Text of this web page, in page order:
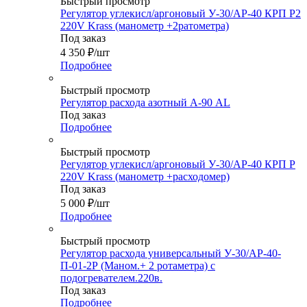
Регулятор углекисл/аргоновый У-30/АР-40 КРП Р2
220V Krass (манометр +2ратометра)
Под заказ
4 350 ₽/шт
Подробнее
Быстрый просмотр
Регулятор расхода азотный А-90 AL
Под заказ
Подробнее
Быстрый просмотр
Регулятор углекисл/аргоновый У-30/АР-40 КРП Р
220V Krass (манометр +расходомер)
Под заказ
5 000 ₽/шт
Подробнее
Быстрый просмотр
Регулятор расхода универсальный У-30/АР-40-
П-01-2Р (Маном.+ 2 ротаметра) с
подогревателем.220в.
Под заказ
Подробнее